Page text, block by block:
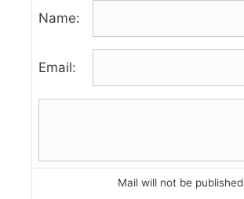
Name:
Email:
Mail will not be published